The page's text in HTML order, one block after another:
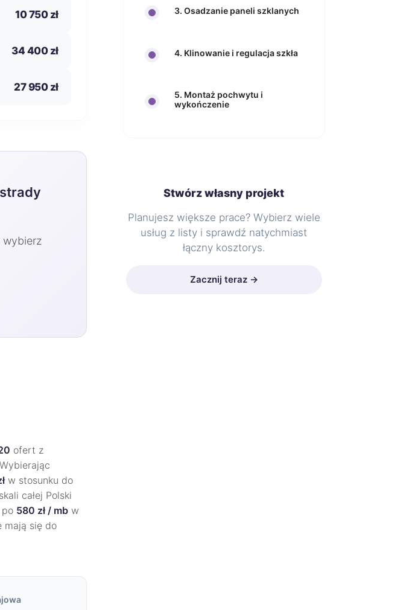
10 750 zł
34 400 zł
27 950 zł
wybierz
ofert z
w stosunku do
całej Polski
po 580 zł / mb w
mają się do
3. Osadzanie paneli szklanych
4. Klinowanie i regulacja szkła
5. Montaż pochwytu i
wykończenie
Stwórz własny projekt
Planujesz większe prace? Wybierz wiele
usług z listy i sprawdź natychmiast
łączny kosztorys.
Zacznij teraz →